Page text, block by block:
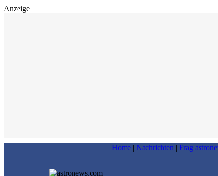
Anzeige
Home | Nachrichten | Frag